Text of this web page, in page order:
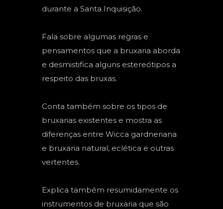
durante a Santa Inquisição.
Fala sobre algumas regras e
pensamentos que a bruxaria aborda
e desmistifica alguns estereótipos a
respeito das bruxas.
Conta também sobre os tipos de
bruxarias existentes e mostra as
diferenças entre Wicca gardneriana
e bruxaria natural, eclética e outras
vertentes.
Explica também resumidamente os
instrumentos de bruxaria que são